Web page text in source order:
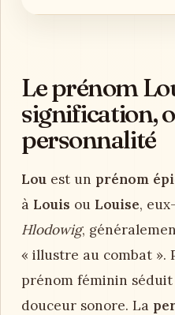
Le prénom
signification,
personnalité
Lou est un prénom
à Louis ou Louise,
Hlodowig,
« illustre au combat ».
prénom féminin
douceur sonore. La